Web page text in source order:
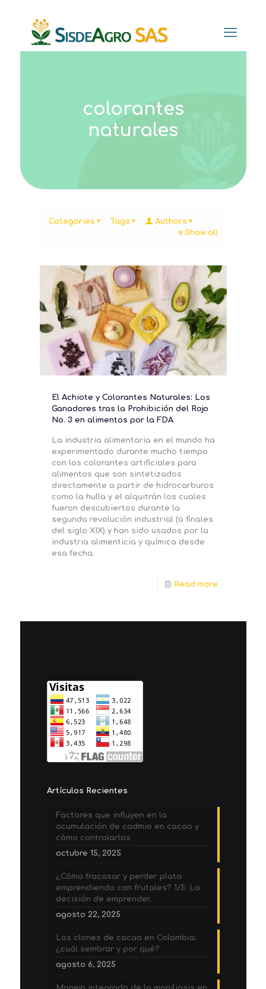
colorantes
naturales
Categories Tags
Authors
Show all
El Achiote y Colorantes Naturales: Los
Ganadores tras la Prohibición del Rojo
No. 3 en alimentos por la FDA
La industria alimentaria en el mundo ha
experimentado durante mucho tiempo
con los colorantes artificiales para
alimentos que son sintetizados
directamente a partir de hidrocarburos
como la hulla y el alquitrán los cuales
fueron descubiertos durante la
segunda revolución industrial (a finales
del siglo XIX) y han sido usados por la
industria alimenticia y química desde
esa fecha.
Read more
Artículos Recientes
Factores que influyen en la
acumulación de cadmio en cacao y
cómo controlarlos
octubre 15, 2025
¿Cómo fracasar y perder plata
emprendiendo con frutales? 1/5: La
decisión de emprender.
agosto 22, 2025
Los clones de cacao en Colombia:
¿cuál sembrar y por qué?
agosto 6, 2025